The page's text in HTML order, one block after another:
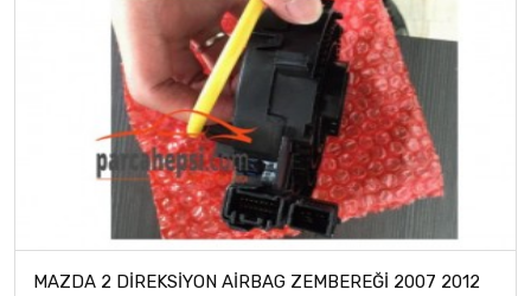
MAZDA 2 DİREKSİYON AİRBAG ZEMBEREĞİ 2007 2012